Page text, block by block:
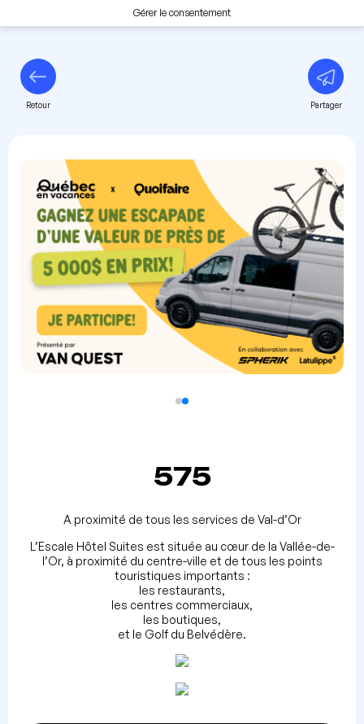
Gérer le consentement
Retour Partager
575
A proximité de tous les services de Val-d’Or
L’Escale Hôtel Suites est située au cœur de la Vallée-de-
l’Or, à proximité du centre-ville et de tous les points
touristiques importants :
les restaurants,
les centres commerciaux,
les boutiques,
et le Golf du Belvédère.